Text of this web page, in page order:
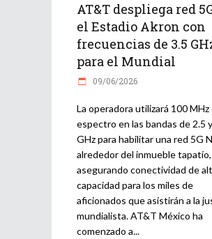
AT&T despliega red
el Estadio Akron con
frecuencias de 3.5
para el Mundial
09/06/2026
La operadora utilizará 100 MHz
espectro en las bandas de 2.5
GHz para habilitar una red 5G
alrededor del inmueble tapatío,
asegurando conectividad de
capacidad para los miles de
aficionados que asistirán a la
mundialista. AT&T México ha
comenzado a